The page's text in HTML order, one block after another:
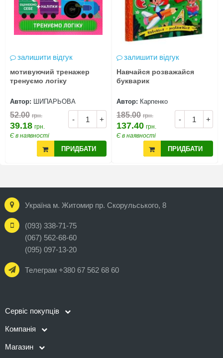
залишити відгук
мотивуючий тренажер
тренуємо логіку
Автор: ШИПАРЬОВА
- +
52.00 грн.
39.18 грн.
Є в наявності
ПРИДБАТИ
залишити відгук
Навчайся розважайся
букварик
Автор: Карпенко
- +
185.00 грн.
137.40 грн.
Є в наявності
ПРИДБАТИ
Україна м. Житомир пр. Скорульського, 8
(093) 338-71-75
(067) 562-68-60
(095) 097-13-20
Телеграм +380 67 562 68 60
Сервіс покупців
Компанія
Магазин